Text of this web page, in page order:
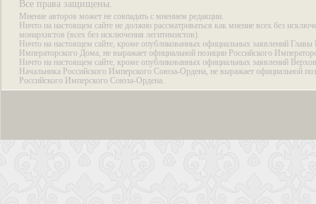
Все права защищены.
Мнение авторов может не совпадать с мнением редакции.
Ничто на настоящем сайте не должно рассматриваться как мнение всех без
монархистов (всех без исключения легитимистов).
Ничто на настоящем сайте, кроме опубликованных официальных заявлений Главы
Императорского Дома, не выражает официальной позиции Российского
Ничто на настоящем сайте, кроме опубликованных официальных заявлений
Начальника Российского Имперского Союза-Ордена, не выражает официальной
Российского Имперского Союза-Ордена.